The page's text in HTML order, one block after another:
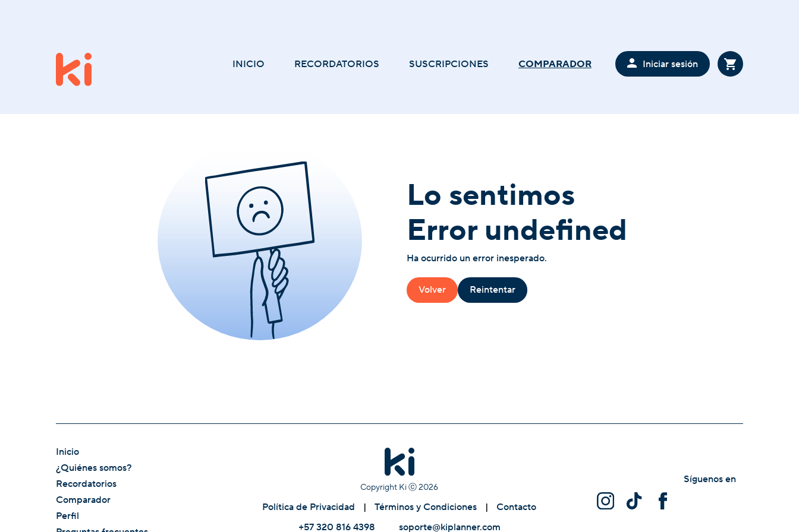
INICIO RECORDATORIOS SUSCRIPCIONES COMPARADOR Iniciar sesión
Lo sentimos
Error undefined
Ha ocurrido un error inesperado.
Volver Reintentar
Inicio
¿Quiénes somos?
Recordatorios
Comparador
Perfil
Copyright Ki ⓒ2026
Política de Privacidad | Términos y Condiciones |
Contacto
+57 320 816 4398
soporte@kiplanner.com
Síguenos en